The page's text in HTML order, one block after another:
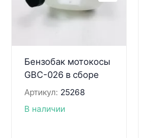
Бензобак мотокосы
GBC-026 в сборе
Артикул: 25268
В наличии